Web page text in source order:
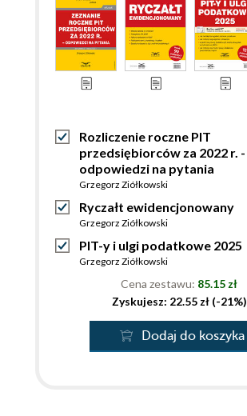
Rozliczenie roczne PIT
przedsiębiorców za 2022 r. -
odpowiedzi na pytania
Grzegorz Ziółkowski
Ryczałt ewidencjonowany
Grzegorz Ziółkowski
PIT-y i ulgi podatkowe 2025
Grzegorz Ziółkowski
Cena zestawu: 85.15 zł
Zyskujesz: 22.55 zł (-21%)
Dodaj do koszyka